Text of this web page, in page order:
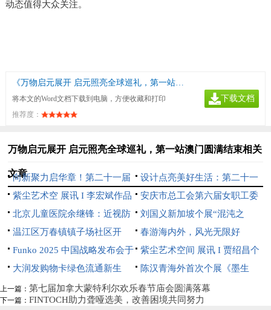
动态值得大众关注。
《万物启元展开 启元照亮全球巡礼，第一站澳门圆满结束》
将本文的Word文档下载到电脑，方便收藏和打印
推荐度：
下载文档
万物启元展开 启元照亮全球巡礼，第一站澳门圆满结束相关
文章
向新聚力启华章！第二十一届
文博会中芬设计园分会场开幕
设计点亮美好生活：第二十一
届文博会中芬设计园分会场即将
开幕
紫尘艺术空 展讯 I 李宏斌作品
展【游心造境】
安庆市总工会第六届女职工委
员会 第一次全体会议在望江县
召开
北京儿童医院余继锋：近视防
控不是选择题，而是必答题
刘国义新加坡个展“混沌之
上”开幕：用超现实语言重构东
方灵性美学
温江区万春镇镇子场社区开
展“分类绿色低碳，共建地球家
园”垃圾分类宣传活动
春游海内外，风光无限好
Funko 2025 中国战略发布会于
深圳璀璨启航
紫尘艺术空间 展讯 I 贾绍昌个
展《花间术语》
大润发购物卡绿色流通新生
态：京卡收以规范化服务破解资
源浪费难题
陈汉青海外首次个展《墨生
长》亮相新加坡
上一篇： 第七届加拿大蒙特利尔欢乐春节庙会圆满落幕
下一篇： FINTOCH助力聋哑选美，改善困境共同努力